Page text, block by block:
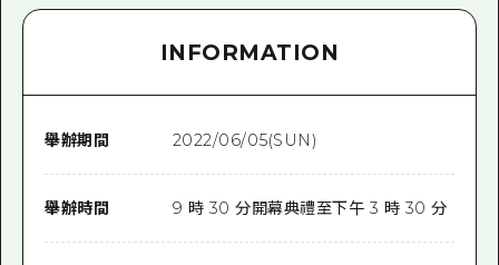
INFORMATION
舉辦期間 2022/06/05(SUN)
舉辦時間 9 時 30 分開幕典禮至下午 3 時 30 分